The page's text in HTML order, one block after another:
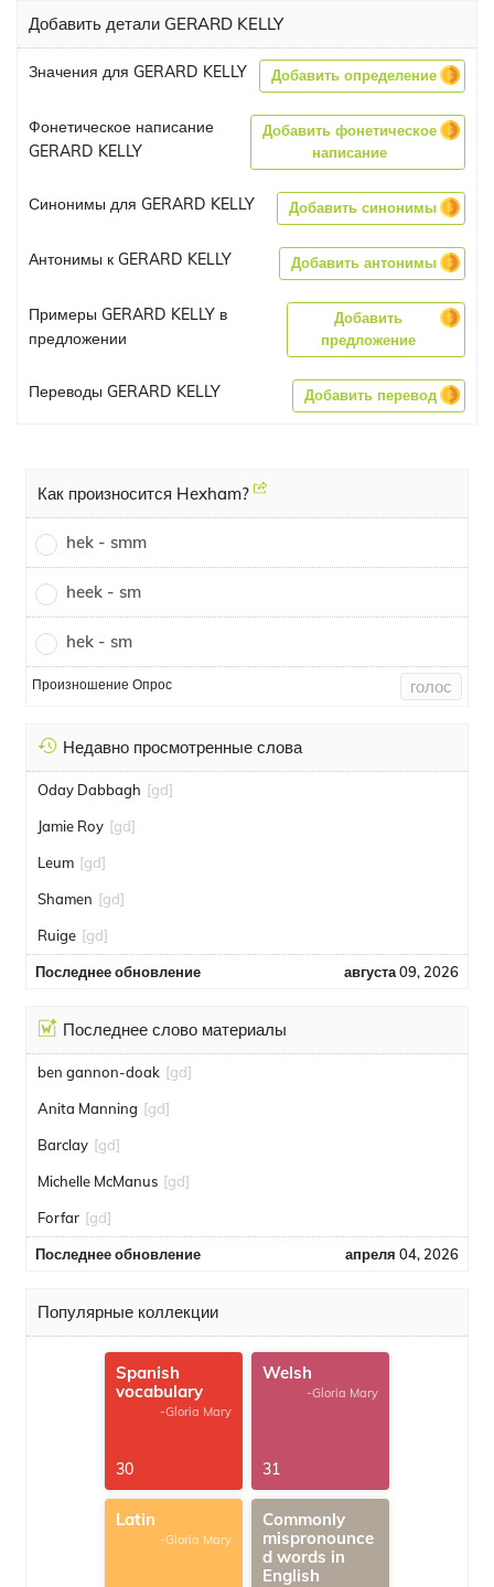
Добавить детали GERARD KELLY
Значения для GERARD KELLY Добавить определение
Фонетическое написание
GERARD KELLY
Добавить фонетическое
написание
Синонимы для GERARD KELLY Добавить синонимы
Антонимы к GERARD KELLY Добавить антонимы
Примеры GERARD KELLY в
предложении
Добавить
предложение
Переводы GERARD KELLY Добавить перевод
Как произносится Hexham?
hek - smm
heek - sm
hek - sm
Произношение Опрос голос
Недавно просмотренные слова
Oday Dabbagh [gd]
Jamie Roy [gd]
Leum [gd]
Shamen [gd]
Ruige [gd]
Последнее обновление августа 09, 2026
Последнее слово материалы
ben gannon-doak [gd]
Anita Manning [gd]
Barclay [gd]
Michelle McManus [gd]
Forfar [gd]
Последнее обновление апреля 04, 2026
Популярные коллекции
Spanish
vocabulary
-Gloria Mary
30
Welsh
-Gloria Mary
31
Latin
-Gloria Mary
Commonly
mispronounce
d words in
English